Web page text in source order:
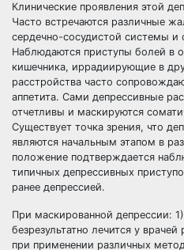
Клинические проявления этой
Часто встречаются различные
сердечно-сосудистой системы и
Наблюдаются приступы болей в
кишечника, иррадиирующие в
расстройства часто
аппетита. Сами депрессивные
отчетливы и маскируются
Существует точка зрения, что
являются начальным этапом в
положение подтверждается
типичных депрессивных
ранее депрессией.
При маскированной депрессии:
безрезультатно лечится у
при применении различных